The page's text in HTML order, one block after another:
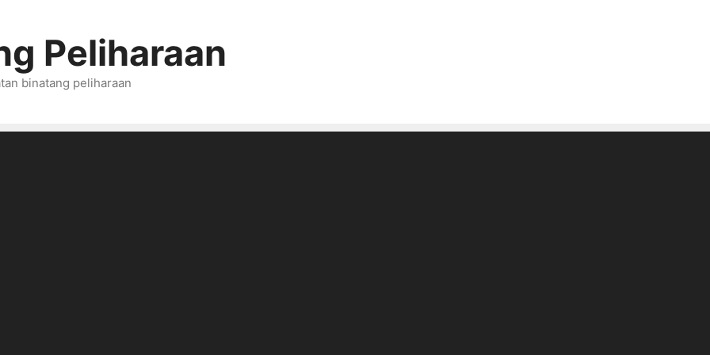
Peliharaan
binatang peliharaan